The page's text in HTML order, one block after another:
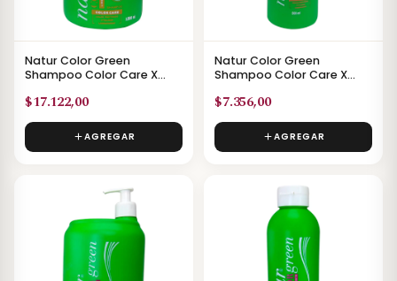
Natur Color Green
Shampoo Color Care X
$17.122,00
AGREGAR
Natur Color Green
Shampoo Color Care X
$7.356,00
AGREGAR